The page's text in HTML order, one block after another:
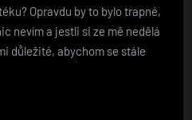
Opravdu by to bylo trapné,
nevím a jestli si ze mě nedělá
důležité, abychom se stále